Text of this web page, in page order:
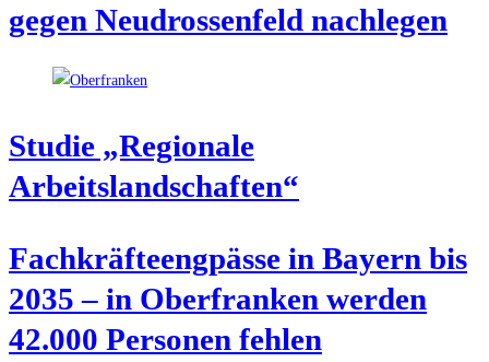
gegen Neu­dros­sen­feld nachlegen
Stu­die „Regio­na­le
Arbeitslandschaften“
Fach­kräf­te­eng­päs­se in Bay­ern bis
2035 – in Ober­fran­ken wer­den
42.000 Per­so­nen fehlen